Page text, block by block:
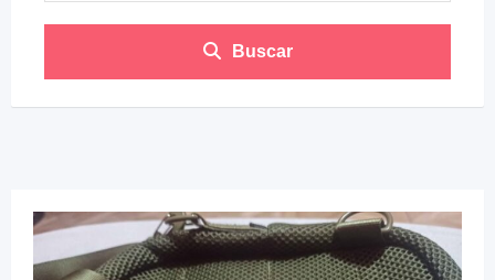
Buscar